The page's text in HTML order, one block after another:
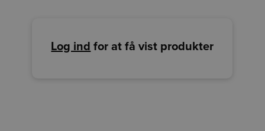
Log ind for at få vist produkter